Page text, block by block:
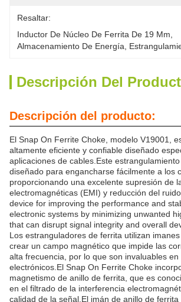
Resaltar:
Inductor De Núcleo De Ferrita De 19 Mm
Almacenamiento De Energía
Descripción Del
Descripción del producto:
El Snap On Ferrite Choke, modelo V19001,
altamente eficiente y confiable diseñado
aplicaciones de cables.Este
diseñado para engancharse fácilmente a los
proporcionando una excelente supresión de
electromagnéticas (EMI) y reducción del
device for improving the performance and
electronic systems by minimizing unwanted
that can disrupt signal integrity and overall
Los estranguladores de ferrita utilizan
crear un campo magnético que impide las
alta frecuencia, por lo que son invaluables
electrónicos.El Snap On Ferrite Choke
magnetismo de anillo de ferrita, que es
en el filtrado de la interferencia
calidad de la señal.El imán de anillo de